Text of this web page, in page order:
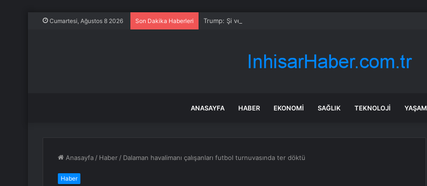
Cumartesi, Ağustos 8 2026 Son Dakika Haberleri Trump: Şi ve Putin İran’a silah satmayacaklarını söyledi
ANASAYFA HABER EKONOMI SAĞLIK TEKNOLOJI YAŞAM
Anasayfa / Haber / Dalaman havalimanı çalışanları futbol turnuvasında ter döktü
Haber